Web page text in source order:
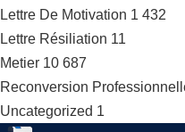
Lettre De Motivation 1 432
Lettre Résiliation 11
Metier 10 687
Reconversion
Uncategorized 1